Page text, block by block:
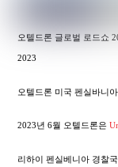
오텔드론 글로벌 로드쇼
2023
오텔드론 미국 펜실바니
2023년 6월 오텔드론은
리하이 펜실베니아 경찰